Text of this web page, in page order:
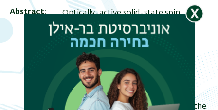
Abstract
Optically-active solid-state spin
systems can offer remarkable single
photon emission properties
(brightness and indistinguishability),
which makes them useful for
developing photonic quantum
simulators and building blocks of
quantum networks (“the future
internet”). In this talk, I will present the